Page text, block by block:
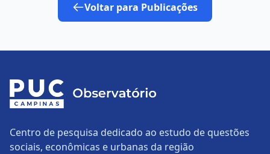
Voltar para Publicações
Centro de pesquisa dedicado ao estudo de questões
sociais, econômicas e urbanas da região